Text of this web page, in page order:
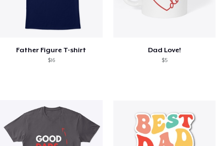
Father Figure T-shirt
$16
Dad Love!
$5